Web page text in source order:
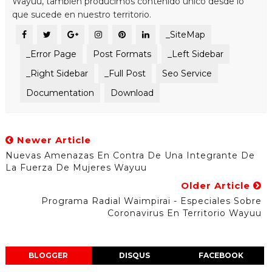
que sucede en nuestro territorio.
_SiteMap
_Error Page
Post Formats
_Left Sidebar
_Right Sidebar
_Full Post
Seo Service
Documentation
Download
Newer Article
Nuevas Amenazas En Contra De Una Integrante De
La Fuerza De Mujeres Wayuu
Older Article
Programa Radial Waimpirai - Especiales Sobre
Coronavirus En Territorio Wayuu
BLOGGER DISQUS FACEBOOK